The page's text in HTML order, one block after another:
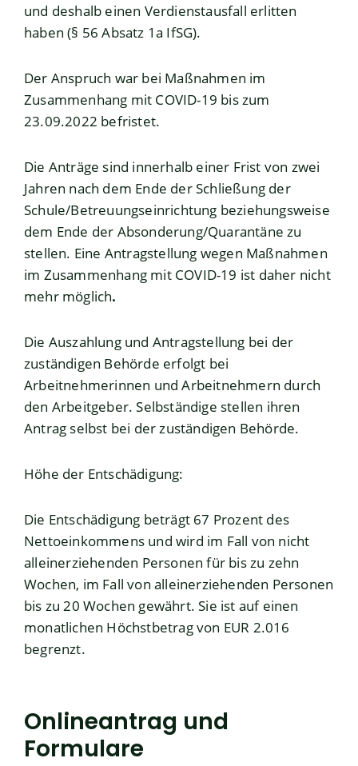
und deshalb einen Verdienstausfall erlitten
haben (§ 56 Absatz 1a IfSG).
Der Anspruch war bei Maßnahmen im
Zusammenhang mit COVID-19 bis zum
23.09.2022 befristet.
Die Anträge sind innerhalb einer Frist von zwei
Jahren nach dem Ende der Schließung der
Schule/Betreuungseinrichtung beziehungsweise
dem Ende der Absonderung/Quarantäne zu
stellen. Eine Antragstellung wegen Maßnahmen
im Zusammenhang mit COVID-19 ist daher nicht
mehr möglich.
Die Auszahlung und Antragstellung bei der
zuständigen Behörde erfolgt bei
Arbeitnehmerinnen und Arbeitnehmern durch
den Arbeitgeber. Selbständige stellen ihren
Antrag selbst bei der zuständigen Behörde.
Höhe der Entschädigung:
Die Entschädigung beträgt 67 Prozent des
Nettoeinkommens und wird im Fall von nicht
alleinerziehenden Personen für bis zu zehn
Wochen, im Fall von alleinerziehenden Personen
bis zu 20 Wochen gewährt. Sie ist auf einen
monatlichen Höchstbetrag von EUR 2.016
begrenzt.
Onlineantrag und
Formulare